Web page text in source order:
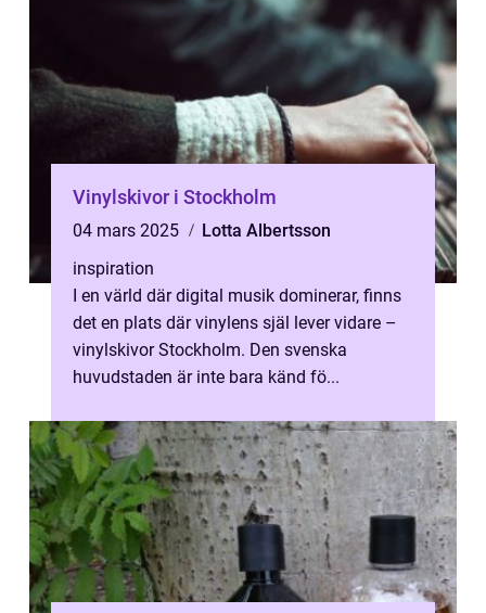
Vinylskivor i Stockholm
04 mars 2025
Lotta Albertsson
inspiration
I en värld där digital musik dominerar, finns
det en plats där vinylens själ lever vidare –
vinylskivor Stockholm. Den svenska
huvudstaden är inte bara känd fö...